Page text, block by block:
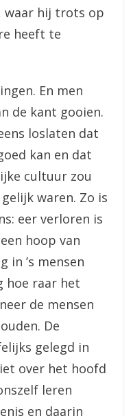
waar hij trots op
heeft te
En men
de kant gooien.
loslaten dat
kan en dat
cultuur zou
waren. Zo is
eer verloren is
hoop van
in ’s mensen
hoe raar het
de mensen
De
gelegd in
over het hoofd
leren
en daarin